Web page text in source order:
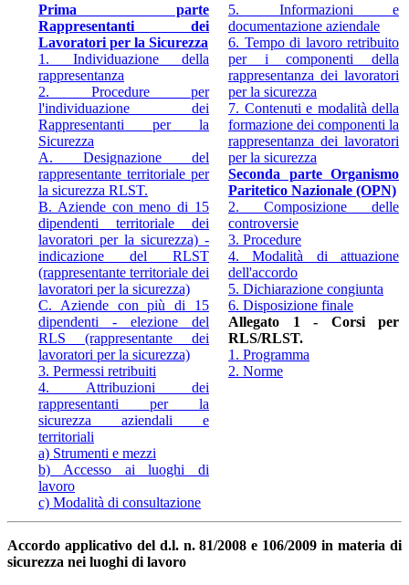
Prima parte
Rappresentanti dei
Lavoratori per la Sicurezza
1. Individuazione della
rappresentanza
2. Procedure per
l'individuazione dei
Rappresentanti per la
Sicurezza
A. Designazione del
rappresentante territoriale per
la sicurezza RLST.
B. Aziende con meno di 15
dipendenti territoriale dei
lavoratori per la sicurezza) -
indicazione del RLST
(rappresentante territoriale dei
lavoratori per la sicurezza)
C. Aziende con più di 15
dipendenti - elezione del
RLS (rappresentante dei
lavoratori per la sicurezza)
3. Permessi retribuiti
4. Attribuzioni dei
rappresentanti per la
sicurezza aziendali e
territoriali
a) Strumenti e mezzi
b) Accesso ai luoghi di
lavoro
c) Modalità di consultazione
5. Informazioni e
documentazione aziendale
6. Tempo di lavoro retribuito
per i componenti della
rappresentanza dei lavoratori
per la sicurezza
7. Contenuti e modalità della
formazione dei componenti la
rappresentanza dei lavoratori
per la sicurezza
Seconda parte Organismo
Paritetico Nazionale (OPN)
2. Composizione delle
controversie
3. Procedure
4. Modalità di attuazione
dell'accordo
5. Dichiarazione congiunta
6. Disposizione finale
Allegato 1 - Corsi per
RLS/RLST.
1. Programma
2. Norme
Accordo applicativo del d.l. n. 81/2008 e 106/2009 in materia di
sicurezza nei luoghi di lavoro